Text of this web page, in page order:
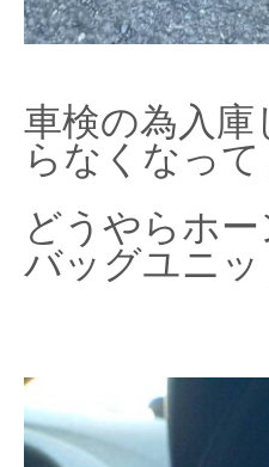
車検の為入
らなくなって
どうやらホ
バッグユニ